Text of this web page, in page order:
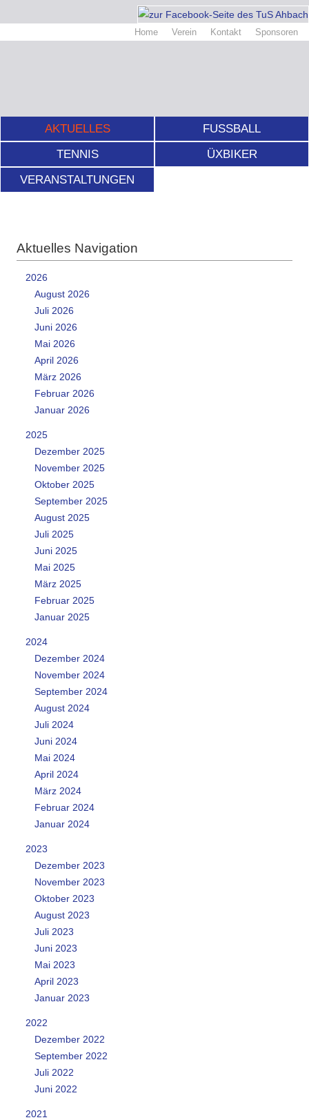
Home Verein Kontakt Sponsoren
AKTUELLES
FUSSBALL
TENNIS
ÜXBIKER
VERANSTALTUNGEN
Aktuelles Navigation
2026
August 2026
Juli 2026
Juni 2026
Mai 2026
April 2026
März 2026
Februar 2026
Januar 2026
2025
Dezember 2025
November 2025
Oktober 2025
September 2025
August 2025
Juli 2025
Juni 2025
Mai 2025
März 2025
Februar 2025
Januar 2025
2024
Dezember 2024
November 2024
September 2024
August 2024
Juli 2024
Juni 2024
Mai 2024
April 2024
März 2024
Februar 2024
Januar 2024
2023
Dezember 2023
November 2023
Oktober 2023
August 2023
Juli 2023
Juni 2023
Mai 2023
April 2023
Januar 2023
2022
Dezember 2022
September 2022
Juli 2022
Juni 2022
2021